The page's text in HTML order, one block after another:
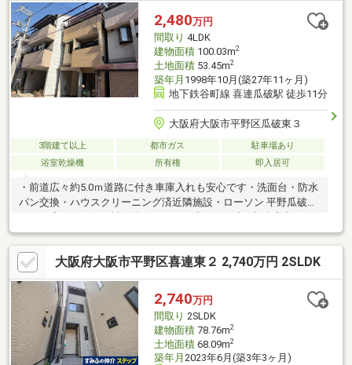
破西郵便局：約270ｍ（徒歩4分） 等※１店舗一部賃貸にて契約
予定
2,480万円
間取り 4LDK
建物面積100.03m2
土地面積53.45m2
築年月 1998年10月(築27年11ヶ月)
地下鉄谷町線 喜連瓜破駅 徒歩11分
大阪府大阪市平野区瓜破東３
3階建て以上 都市ガス
駐車場あり
浴室乾燥機
所有権 即入居可
・前道広々約5.0ｍ道路に付き車庫入れも安心です・洗面台・防水
パン交換・ハウスクリーニング済近隣施設・ローソン 平野瓜破東
一丁目店 距離：約130ｍ・セブンイレブン大阪瓜破3丁目
店 距離：約250ｍ ・イオン喜連瓜破駅前
店 距離：約780ｍ・大阪市立瓜破東小学
校 距離：約550ｍ・大阪市立瓜破中学
校 距離:：約640ｍ
大阪府大阪市平野区喜連東２ 2,740万円 2SLDK
2,740万円
間取り 2SLDK
建物面積78.76m2
土地面積68.09m2
築年月 2023年6月(築3年3ヶ月)